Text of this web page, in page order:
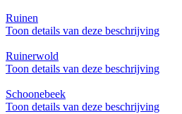
Ruinen
Toon details van deze beschrijving
Ruinerwold
Toon details van deze beschrijving
Schoonebeek
Toon details van deze beschrijving